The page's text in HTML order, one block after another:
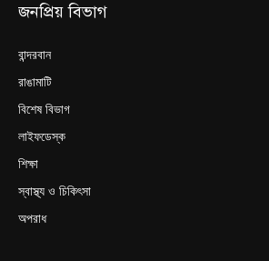
জনপ্রিয় বিভাগ
বান্দরবান
রাঙামাটি
বিশেষ বিভাগ
লাইফডেস্ক
শিক্ষা
স্বাস্থ্য ও চিকিৎসা
অপরাধ